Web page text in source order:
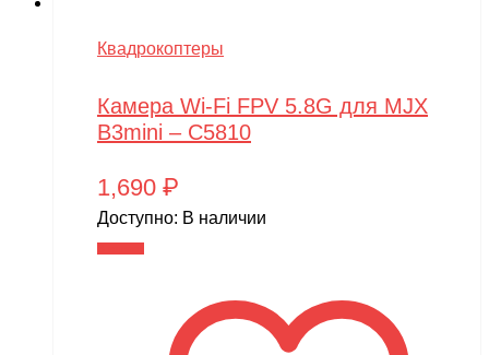
Квадрокоптеры
Камера Wi-Fi FPV 5.8G для MJX
B3mini – C5810
1,690 ₽
Доступно: В наличии